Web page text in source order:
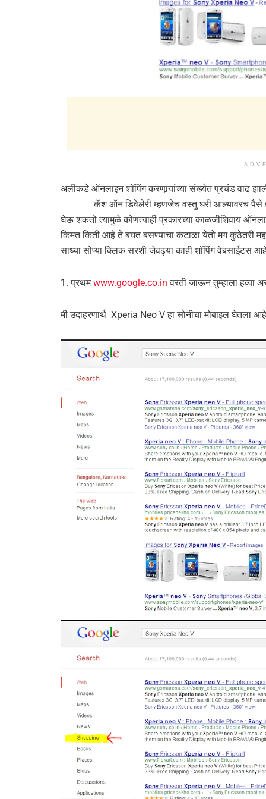
अलीकडे ऑनलाइन शॉपिंग करणार्‍यांच्या संख्येत प्रचंड वाढ
कॅश ऑन डिवेलेरी म्हणजेच वस्तु घरी आल्यावरच पैसे
घेऊ शकतो त्यामुळे कोणत्याही प्रकारच्या काळजीशिवाय
किमत किती आहे ते बघत बसण्याचा कंटाळा येतो मग कुठेतरी
साध्या सोप्या क्लिक सरशी जेवढ्या काही शॉपिंग
1. प्रथमwww.google.co.in वरती जाऊन तुम्हाला हव्या
मी उदाहरणार्थ Xperia Neo V हा सोनीचा मोबाइल घेतला